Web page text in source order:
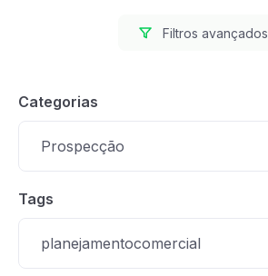
Filtros avançados
Categorias
Prospecção
Tags
planejamentocomercial